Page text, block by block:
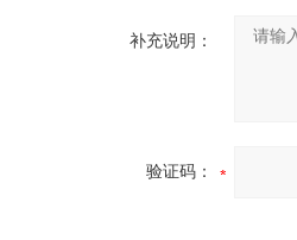
补充说明：
验证码：